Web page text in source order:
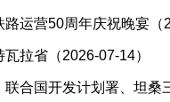
运营50周年庆祝晚宴（
拉省（2026-07-14）
合国开发计划署、坦桑